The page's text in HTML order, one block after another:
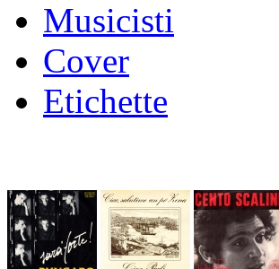
Musicisti
Cover
Etichette